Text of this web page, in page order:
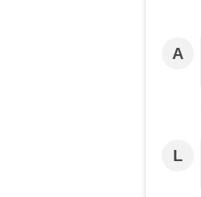
A
L